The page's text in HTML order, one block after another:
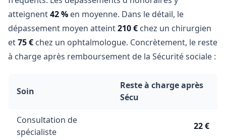
atteignent42 % en moyenne. Dans le détail, le
dépassement moyen atteint210 € chez un chirurgien
et75 € chez un ophtalmologue. Concrètement, le reste
à charge après remboursement de la Sécurité sociale :
Soin
Reste à charge après
Sécu
Consultation de
spécialiste
22 €